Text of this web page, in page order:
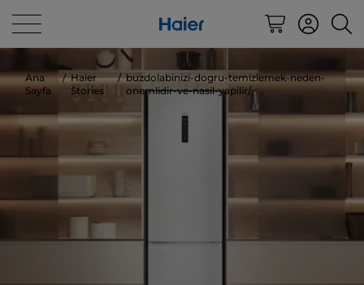
Ana
Sayfa
Haier
Stories
buzdolabinizi-dogru-temizlemek-neden-
onemlidir-ve-nasil-yapilir/